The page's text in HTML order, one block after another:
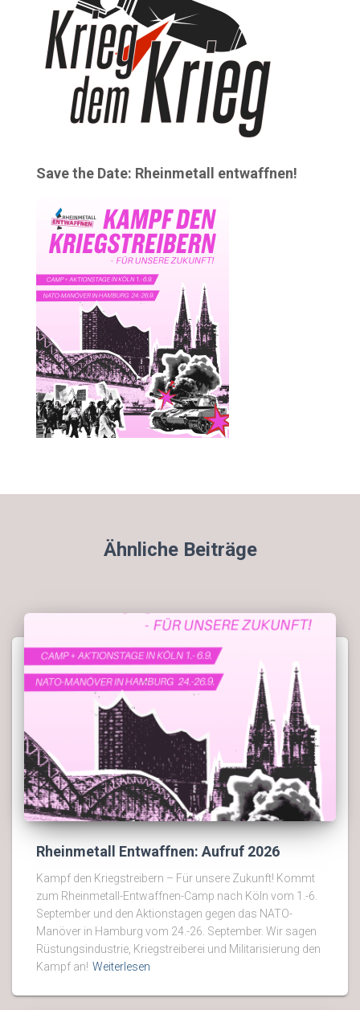
Save the Date: Rheinmetall entwaffnen!
Ähnliche Beiträge
Rheinmetall Entwaffnen: Aufruf 2026
Kampf den Kriegstreibern – Für unsere Zukunft! Kommt
zum Rheinmetall-Entwaffnen-Camp nach Köln vom 1.-6.
September und den Aktionstagen gegen das NATO-
Manöver in Hamburg vom 24.-26. September. Wir sagen
Rüstungsindustrie, Kriegstreiberei und Militarisierung den
Kampf an! Weiterlesen